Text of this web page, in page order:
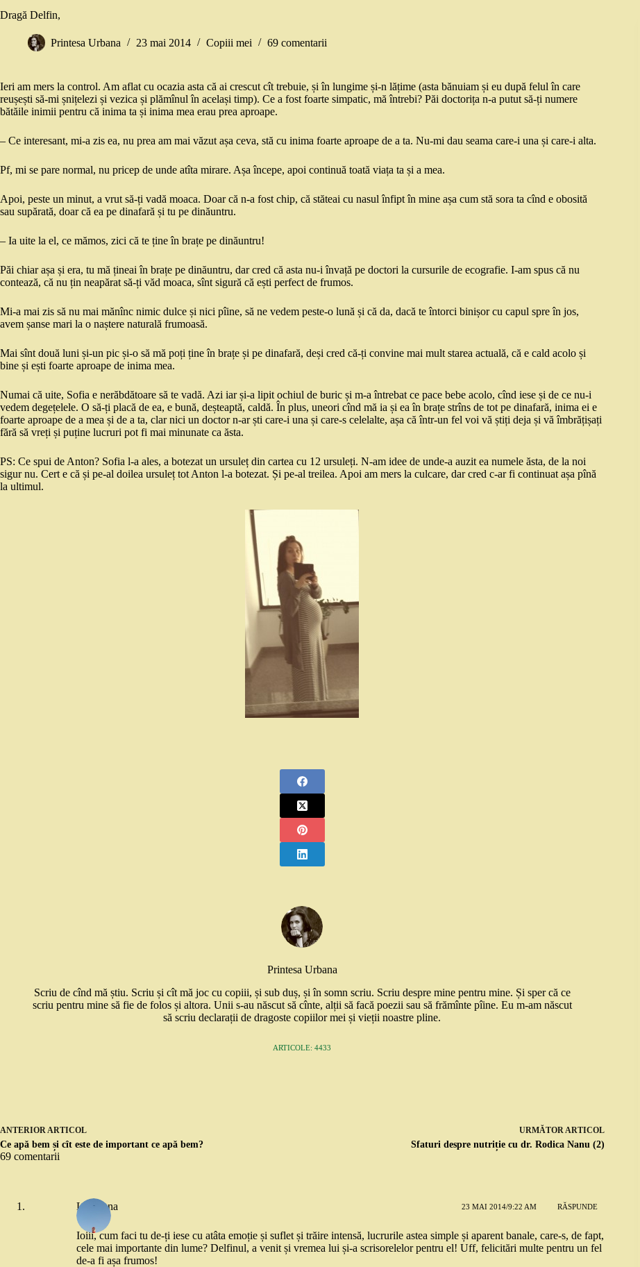
Dragă Delfin,
Printesa Urbana 23 mai 2014 Copiii mei 69 comentarii
Ieri am mers la control. Am aflat cu ocazia asta că ai crescut cît trebuie, și în lungime și-n lățime (asta bănuiam și eu după felul în care
reușești să-mi șnițelezi și vezica și plămînul în același timp). Ce a fost foarte simpatic, mă întrebi? Păi doctorița n-a putut să-ți numere
bătăile inimii pentru că inima ta și inima mea erau prea aproape.
– Ce interesant, mi-a zis ea, nu prea am mai văzut așa ceva, stă cu inima foarte aproape de a ta. Nu-mi dau seama care-i una și care-i alta.
Pf, mi se pare normal, nu pricep de unde atîta mirare. Așa începe, apoi continuă toată viața ta și a mea.
Apoi, peste un minut, a vrut să-ți vadă moaca. Doar că n-a fost chip, că stăteai cu nasul înfipt în mine așa cum stă sora ta cînd e obosită
sau supărată, doar că ea pe dinafară și tu pe dinăuntru.
– Ia uite la el, ce mămos, zici că te ține în brațe pe dinăuntru!
Păi chiar așa și era, tu mă țineai în brațe pe dinăuntru, dar cred că asta nu-i învață pe doctori la cursurile de ecografie. I-am spus că nu
contează, că nu țin neapărat să-ți văd moaca, sînt sigură că ești perfect de frumos.
Mi-a mai zis să nu mai mănînc nimic dulce și nici pîine, să ne vedem peste-o lună și că da, dacă te întorci binișor cu capul spre în jos,
avem șanse mari la o naștere naturală frumoasă.
Mai sînt două luni și-un pic și-o să mă poți ține în brațe și pe dinafară, deși cred că-ți convine mai mult starea actuală, că e cald acolo și
bine și ești foarte aproape de inima mea.
Numai că uite, Sofia e nerăbdătoare să te vadă. Azi iar și-a lipit ochiul de buric și m-a întrebat ce pace bebe acolo, cînd iese și de ce nu-i
vedem degețelele. O să-ți placă de ea, e bună, deșteaptă, caldă. În plus, uneori cînd mă ia și ea în brațe strîns de tot pe dinafară, inima ei e
foarte aproape de a mea și de a ta, clar nici un doctor n-ar ști care-i una și care-s celelalte, așa că într-un fel voi vă știți deja și vă îmbrățișați
fără să vreți și puține lucruri pot fi mai minunate ca ăsta.
PS: Ce spui de Anton? Sofia l-a ales, a botezat un ursuleț din cartea cu 12 ursuleți. N-am idee de unde-a auzit ea numele ăsta, de la noi
sigur nu. Cert e că și pe-al doilea ursuleț tot Anton l-a botezat. Și pe-al treilea. Apoi am mers la culcare, dar cred c-ar fi continuat așa pînă
la ultimul.
Printesa Urbana
Scriu de cînd mă știu. Scriu și cît mă joc cu copiii, și sub duș, și în somn scriu. Scriu despre mine pentru mine. Și sper că ce
scriu pentru mine să fie de folos și altora. Unii s-au născut să cînte, alții să facă poezii sau să frămînte pîine. Eu m-am născut
să scriu declarații de dragoste copiilor mei și vieții noastre pline.
ARTICOLE: 4433
ANTERIOR ARTICOL
Ce apă bem și cît este de important ce apă bem?
URMĂTOR ARTICOL
Sfaturi despre nutriție cu dr. Rodica Nanu (2)
69 comentarii
Loredana 23 MAI 2014/9:22 AM RĂSPUNDE
Ioiii, cum faci tu de-ți iese cu atâta emoție și suflet și trăire intensă, lucrurile astea simple și aparent banale, care-s, de fapt,
cele mai importante din lume? Delfinul, a venit și vremea lui și-a scrisorelelor pentru el! Uff, felicitări multe pentru un fel
de-a fi așa frumos!